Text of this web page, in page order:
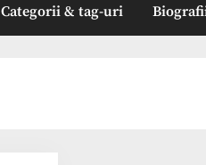
Categorii & tag-uri